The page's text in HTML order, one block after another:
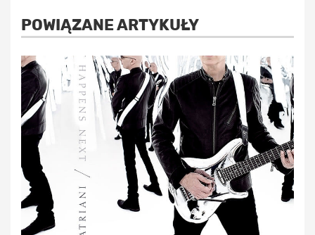
POWIĄZANE ARTYKUŁY